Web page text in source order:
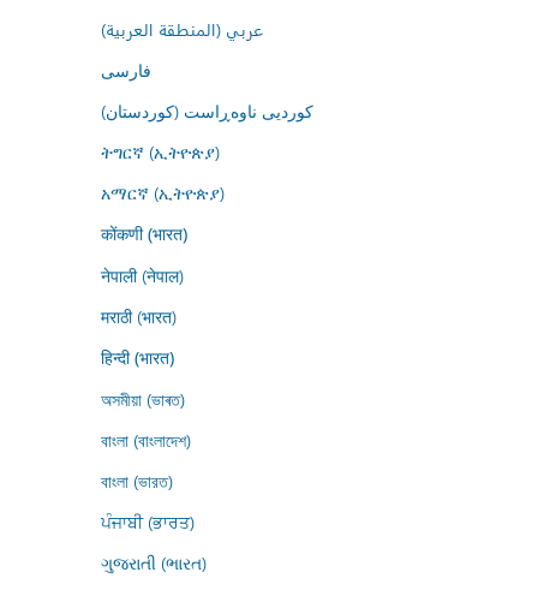
عربي (المنطقة العربية)
فارسى
کوردیی ناوەڕاست (کوردستان)
ትግርኛ (ኢትዮጵያ)
አማርኛ (ኢትዮጵያ)
कोंकणी (भारत)
नेपाली (नेपाल)
मराठी (भारत)
हिन्दी (भारत)
অসমীয়া (ভাৰত)
বাংলা (বাংলাদেশ)
বাংলা (ভারত)
ਪੰਜਾਬੀ (ਭਾਰਤ)
ગુજરાતી (ભારત)